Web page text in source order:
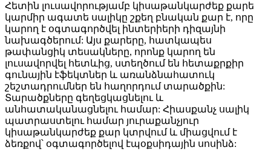
Հետին լուսավորությամբ կիսաթանկարժեք քարե
կարմիր ագատե սալիկը շքեղ բնական քար է, որը
կարող է օգտագործվել ինտերիերի դիզայնի
նախագծերում: Այս քարերը, հատկապես
թափանցիկ տեսակները, որոնք կարող են
լուսավորվել հետևից, ստեղծում են հետաքրքիր
գունային էֆեկտներ և առանձնահատուկ
շեշտադրումներ են հաղորդում տարածքին:
Տարածքները գեղեցկացնելու և
անհատականացնելու համար: Հիասքանչ սալիկ
պատրաստելու համար յուրաքանչյուր
կիսաթանկարժեք քար կտրվում և միացվում է
ձեռքով՝ օգտագործելով էպօքսիդային սոսինձ: